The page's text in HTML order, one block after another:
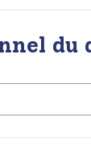
du